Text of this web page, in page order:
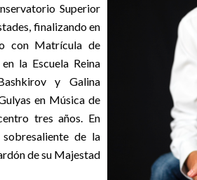
Superior
finalizando en
con Matrícula de
la Escuela Reina
y Galina
en Música de
tres años. En
de la
de su Majestad